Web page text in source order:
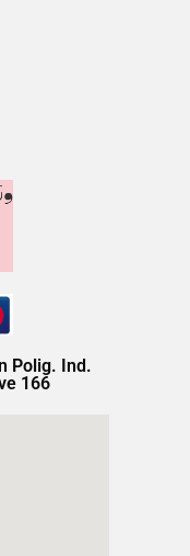
Polig. Ind.
166